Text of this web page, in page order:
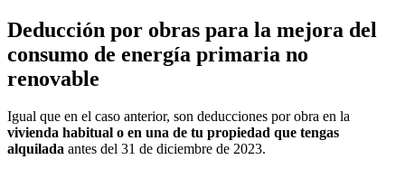
Deducción por obras para la mejora del
consumo de energía primaria no
renovable
Igual que en el caso anterior, son deducciones por obra en la
vivienda habitual o en una de tu propiedad que tengas
alquilada antes del 31 de diciembre de 2023.